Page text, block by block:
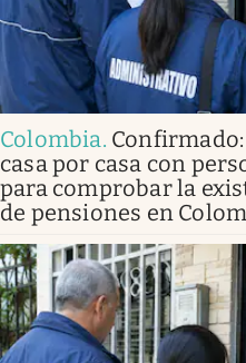
Colombia.
casa por casa con
para comprobar la
de pensiones en